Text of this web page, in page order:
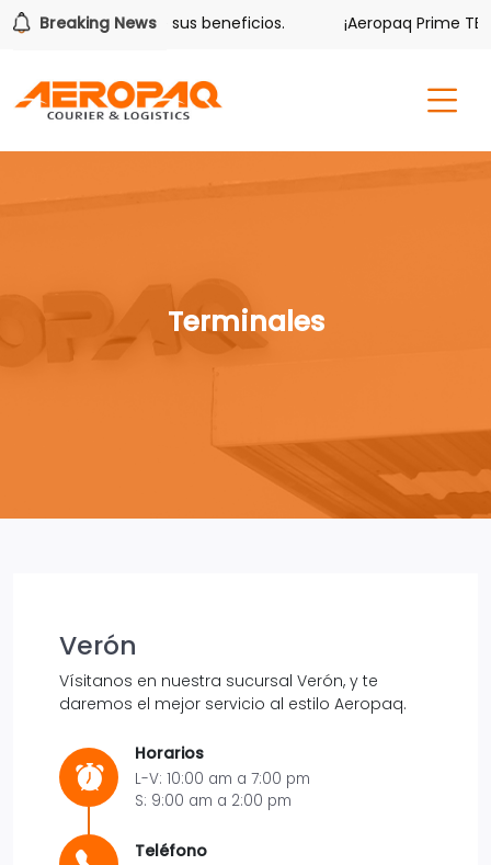
Breaking News
también tiene sus beneficios. ¡Aeropaq Prime TE
Terminales
Verón
Vísitanos en nuestra sucursal Verón, y te
daremos el mejor servicio al estilo Aeropaq.
Horarios
L-V: 10:00 am a 7:00 pm
S: 9:00 am a 2:00 pm
Teléfono